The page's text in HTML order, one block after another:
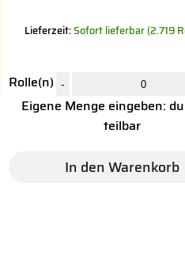
Lieferzeit:Sofort lieferbar (2.719
Rolle(n) -
Eigene Menge eingeben:
teilbar
In den Warenkorb